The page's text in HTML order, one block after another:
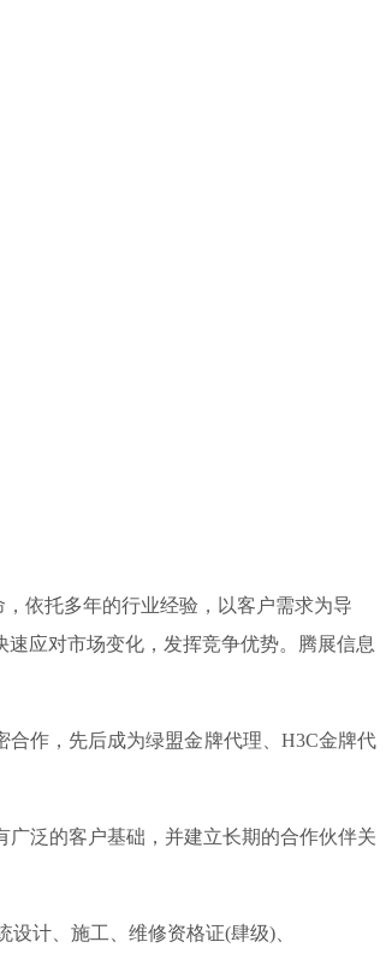
依托多年的行业经验，以客户需求为导
应对市场变化，发挥竞争优势。腾展信息
作，先后成为绿盟金牌代理、H3C金牌代
泛的客户基础，并建立长期的合作伙伴关
计、施工、维修资格证(肆级)、